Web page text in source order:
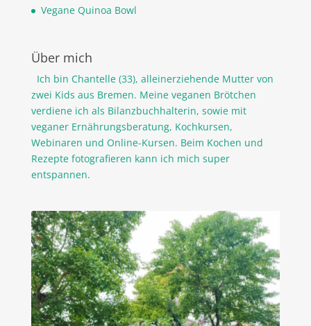
Vegane Quinoa Bowl
Über mich
Ich bin Chantelle (33), alleinerziehende Mutter von
zwei Kids aus Bremen. Meine veganen Brötchen
verdiene ich als Bilanzbuchhalterin, sowie mit
veganer Ernährungsberatung, Kochkursen,
Webinaren und Online-Kursen. Beim Kochen und
Rezepte fotografieren kann ich mich super
entspannen.